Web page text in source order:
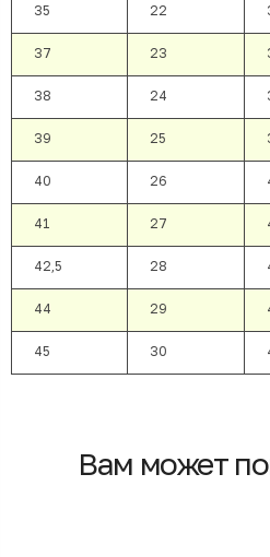
35 22
37 23
38 24
39 25
40 26
41 27
42,5 28
44 29
45 30
Вам может